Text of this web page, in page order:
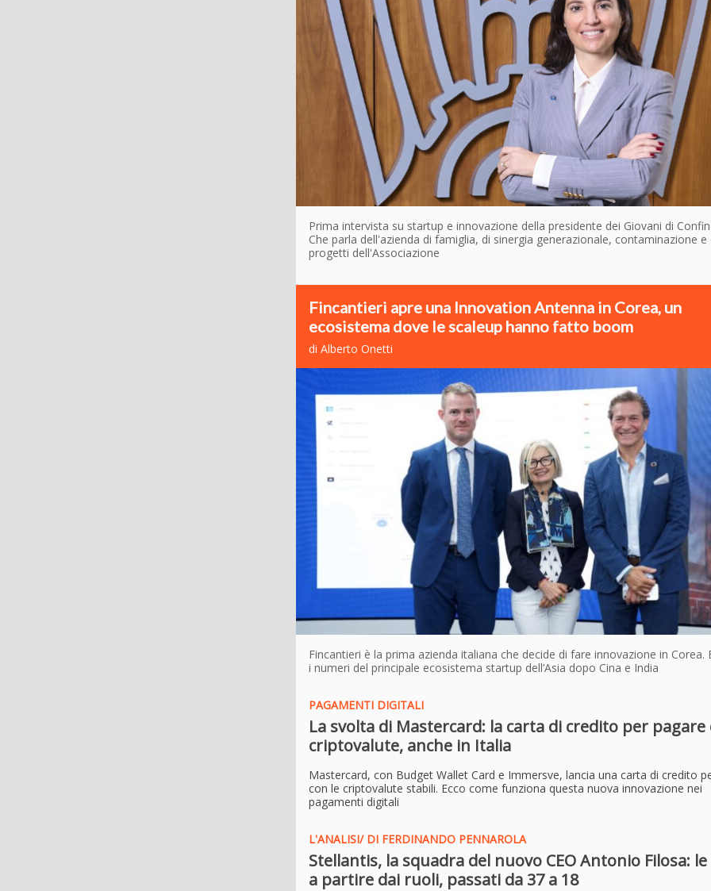
Prima intervista su startup e innovazione della presidente dei Giovani di
Che parla dell'azienda di famiglia, di sinergia generazionale, contaminazione e
progetti dell'Associazione
Fincantieri apre una Innovation Antenna in Corea, un
ecosistema dove le scaleup hanno fatto boom
di Alberto Onetti
Fincantieri è la prima azienda italiana che decide di fare innovazione in Corea.
i numeri del principale ecosistema startup dell’Asia dopo Cina e India
PAGAMENTI DIGITALI
La svolta di Mastercard: la carta di credito per pagare
criptovalute, anche in Italia
Mastercard, con Budget Wallet Card e Immersve, lancia una carta di credito
con le criptovalute stabili. Ecco come funziona questa nuova innovazione nei
pagamenti digitali
L'ANALISI/ DI FERDINANDO PENNAROLA
Stellantis, la squadra del nuovo CEO Antonio Filosa:
a partire dai ruoli, passati da 37 a 18